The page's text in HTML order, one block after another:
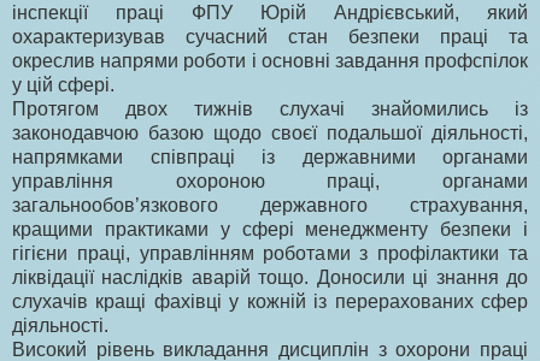
інспекції праці ФПУ Юрій Андрієвський, який
охарактеризував сучасний стан безпеки праці та
окреслив напрями роботи і основні завдання профспілок
у цій сфері.
Протягом двох тижнів слухачі знайомились із
законодавчою базою щодо своєї подальшої діяльності,
напрямками співпраці із державними органами
управління охороною праці, органами
загальнообов’язкового державного страхування,
кращими практиками у сфері менеджменту безпеки і
гігієни праці, управлінням роботами з профілактики та
ліквідації наслідків аварій тощо. Доносили ці знання до
слухачів кращі фахівці у кожній із перерахованих сфер
діяльності.
Високий рівень викладання дисциплін з охорони праці